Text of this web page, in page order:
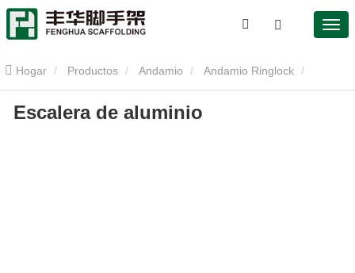
Hogar Productos Andamio Andamio Ringlock
Escalera de aluminio
Escalera de aluminio